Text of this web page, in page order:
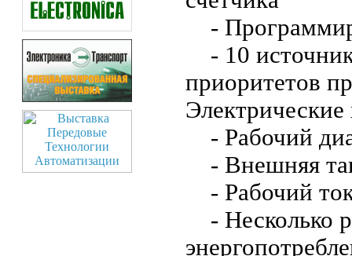
-
- 10
приоритетов
Электрические
- Рабочий
- Внешняя
- Рабочий
- Несколько